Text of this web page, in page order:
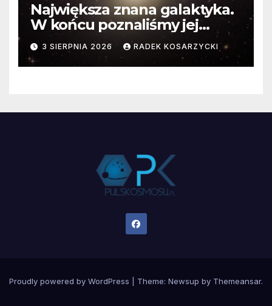
Największa znana galaktyka.
W końcu poznaliśmy jej
faktyczne wymiary
3 SIERPNIA 2026 RADEK KOSARZYCKI
Proudly powered by WordPress Theme: Newsup by Themeansar.